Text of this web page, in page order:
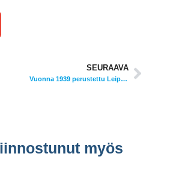
SEURAAVA
Vuonna 1939 perustettu Leipomo Rosten on perinteinen edelläkävijä
myös